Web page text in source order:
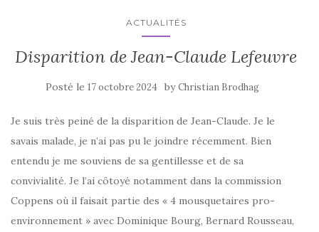
ACTUALITÉS
Disparition de Jean-Claude Lefeuvre
Posté le 17 octobre 2024 byChristian Brodhag
Je suis très peiné de la disparition de Jean-Claude. Je le
savais malade, je n’ai pas pu le joindre récemment. Bien
entendu je me souviens de sa gentillesse et de sa
convivialité. Je l’ai côtoyé notamment dans la commission
Coppens où il faisait partie des « 4 mousquetaires pro-
environnement » avec Dominique Bourg, Bernard Rousseau,